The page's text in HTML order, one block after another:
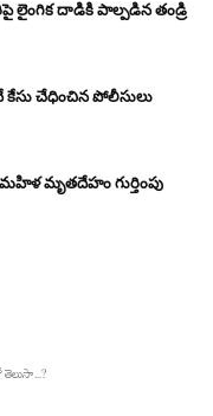
లైంగిక దాడికి పాల్పడిన తండ్రి
కేసు చేధించిన పోలీసులు
మృతదేహం గుర్తింపు